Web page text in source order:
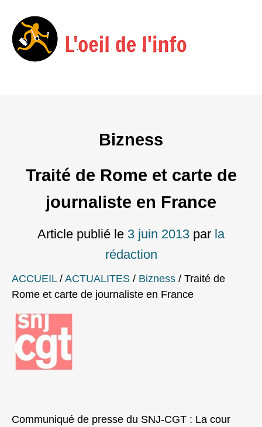
Bizness
Traité de Rome et carte de
journaliste en France
Article publié le 3 juin 2013 par la
rédaction
ACCUEIL/ ACTUALITES / Bizness / Traité de
Rome et carte de journaliste en France
Communiqué de presse du SNJ-CGT : La cour